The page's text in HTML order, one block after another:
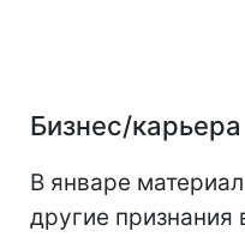
Бизнес/карьера
В январе
другие признания